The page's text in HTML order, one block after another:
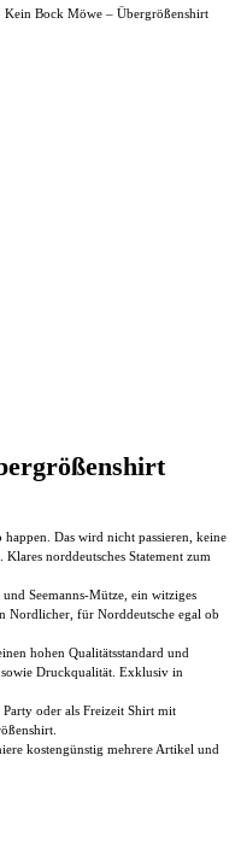
Kein Bock Möwe – Übergrößenshirt
Das wird nicht passieren, keine
norddeutsches Statement zum
Seemanns-Mütze, ein witziges
Nordlicher, für Norddeutsche egal ob
hohen Qualitätsstandard und
sowie Druckqualität. Exklusiv in
oder als Freizeit Shirt mit
kostengünstig mehrere Artikel und